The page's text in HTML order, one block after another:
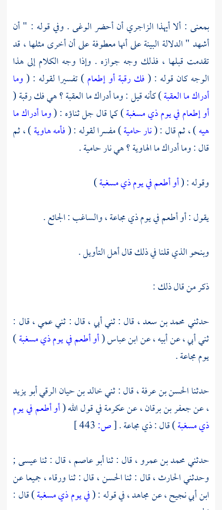
بمعنى : ألا أيهذا الزاجري أن أحضر الوغى . وفي قوله : " أن
أشهد " الدلالة البينة على أنها معطوفة على أن أخرى مثلها ، قد
تقدمت قبلها ، فذلك وجه جوازه . وإذا وجه الكلام إلى هذا
الوجه كان قوله : (فك رقبة أو إطعام) تفسيرا لقوله : (وما
أدراك ما العقبة) كأنه قيل : وما أدراك ما العقبة ؟ هي فك رقبة (
أو إطعام في يوم ذي مسغبة) كما قال جل ثناؤه : (وما أدراك ما
هيه) ، ثم قال : (نار حامية) مفسرا لقوله : (فأمه هاوية) ، ثم
قال : وما أدراك ما الهاوية ؟ هي نار حامية .
وقوله : (أو أطعم في يوم ذي مسغبة)
يقول : أو أطعم في يوم ذي مجاعة ، والساغب : الجائع .
وبنحو الذي قلنا في ذلك قال أهل التأويل .
ذكر من قال ذلك :
حدثنيمحمد بن سعد ، قال : ثني أبي ، قال : ثني عمي ، قال :
ثني أبي ، عن أبيه ، عنابن عباس(أو أطعم في يوم ذي مسغبة)
يوم مجاعة .
حدثناالحسن بن عرفة ،قال : ثنيخالد بن حيان الرقي أبو يزيد
،عنجعفر بن برقان ،عنعكرمةفي قول الله (أو أطعم في يوم
ذي مسغبة) قال : ذي مجاعة .[ص:
حدثنيمحمد بن عمرو ،قال : ثناأبو عاصم ،قال : ثناعيسى ;
وحدثنيالحارث ،قال : ثناالحسن ،قال : ثناورقاء ،جميعا عن
ابن أبي نجيح ،عنمجاهد ،في قوله : (في يوم ذي مسغبة) قال :